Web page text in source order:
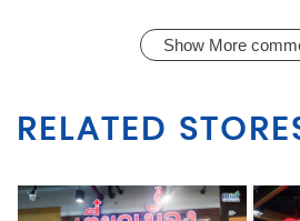
Show More
RELATED